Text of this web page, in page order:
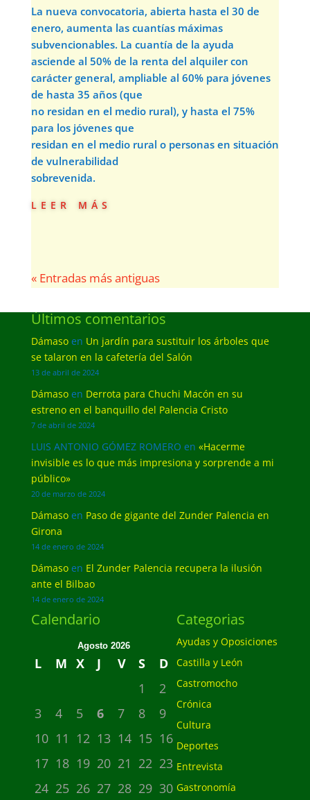
La nueva convocatoria, abierta hasta el 30 de
enero, aumenta las cuantías máximas
subvencionables. La cuantía de la ayuda
asciende al 50% de la renta del alquiler con
carácter general, ampliable al 60% para jóvenes
de hasta 35 años (que
no residan en el medio rural), y hasta el 75%
para los jóvenes que
residan en el medio rural o personas en situación
de vulnerabilidad
sobrevenida.
leer más
« Entradas más antiguas
Últimos comentarios
Dámasoen Un jardín para sustituir los árboles que
se talaron en la cafetería del Salón
13 de abril de 2024
Dámasoen Derrota para Chuchi Macón en su
estreno en el banquillo del Palencia Cristo
7 de abril de 2024
LUIS ANTONIO GÓMEZ ROMERO en «Hacerme
invisible es lo que más impresiona y sorprende a mi
público»
20 de marzo de 2024
Dámasoen Paso de gigante del Zunder Palencia en
Girona
14 de enero de 2024
Dámasoen El Zunder Palencia recupera la ilusión
ante el Bilbao
14 de enero de 2024
Calendario
Agosto 2026
L M X J V S
D
1
2
3
4 5 6 7 8
9
10 11 12 13 14 15 16
17 18 19 20 21 22 23
24 25 26 27 28 29 30
Categorias
Ayudas y Oposiciones
Castilla y León
Castromocho
Crónica
Cultura
Deportes
Entrevista
Gastronomía